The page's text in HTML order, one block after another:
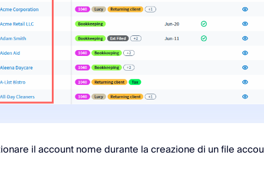
il account nome durante la creazione di un file